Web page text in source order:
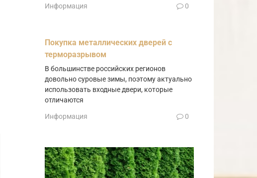
Информация 0
Покупка металлических дверей с
терморазрывом
В большинстве российских регионов
довольно суровые зимы, поэтому актуально
использовать входные двери, которые
отличаются
Информация 0